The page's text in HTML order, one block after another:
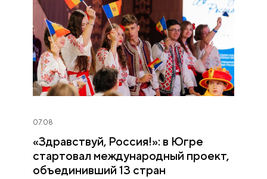
07.08
«Здравствуй, Россия!»: в Югре
стартовал международный проект,
объединивший 13 стран